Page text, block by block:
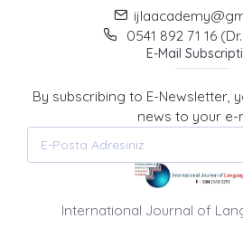
0541 892 71 16
E-Mail
By subscribing to E-Newsletter,
news to your e-
International Journal of